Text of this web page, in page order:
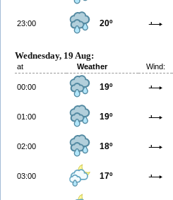
23:00 20º
Wednesday, 19 Aug:
at Weather Wind:
00:00 19º
01:00 19º
02:00 18º
03:00 17º